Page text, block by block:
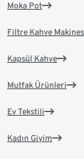
Moka Pot
Filtre Kahve
Kapsül Kahve
Mutfak Ürünleri
Ev Tekstili
Kadın Giyim